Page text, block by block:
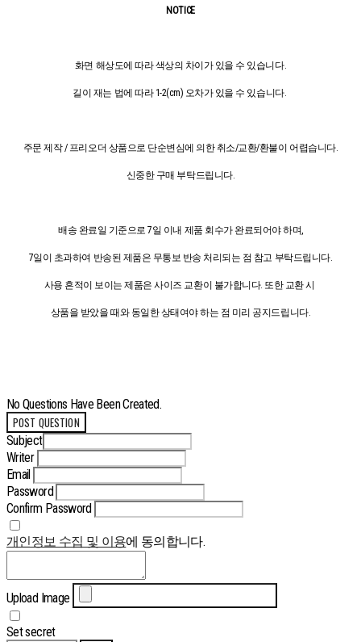
NOTICE
화면 해상도에 따라 색상의 차이가 있을 수 있습니다.
길이 재는 법에 따라 1-2(cm) 오차가 있을 수 있습니다.
주문 제작 / 프리오더 상품으로 단순변심에 의한 취소/교환/환불이 어렵습니다.
신중한 구매 부탁드립니다.
배송 완료일 기준으로 7일 이내 제품 회수가 완료되어야 하며,
7일이 초과하여 반송된 제품은 무통보 반송 처리되는 점 참고 부탁드립니다.
사용 흔적이 보이는 제품은 사이즈 교환이 불가합니다. 또한 교환 시
상품을 받았을 때와 동일한 상태여야 하는 점 미리 공지드립니다.
No Questions Have Been Created.
POST QUESTION
Subject
Writer
Email
Password
Confirm Password
개인정보 수집 및 이용에 동의합니다.
Upload Image
Set secret